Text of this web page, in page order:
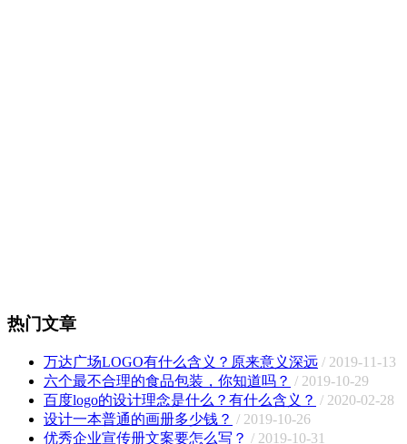
热门文章
万达广场LOGO有什么含义？原来意义深远 / 2019-11-13
六个最不合理的食品包装，你知道吗？ / 2019-10-29
百度logo的设计理念是什么？有什么含义？ / 2020-02-28
设计一本普通的画册多少钱？ / 2019-10-26
优秀企业宣传册文案要怎么写？ / 2019-10-31